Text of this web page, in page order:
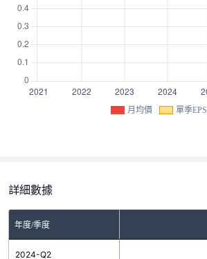
月均價 單季EPS
詳細數據
年度/季度
2024-Q2